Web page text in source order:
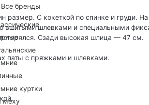
Все бренды
куртки
меху
размер. С кокеткой по спинке и груди.
вшитыми шлевками и специальными
потерялся. Сзади высокая шлица — 47 см.
паты с пряжками и шлевками.